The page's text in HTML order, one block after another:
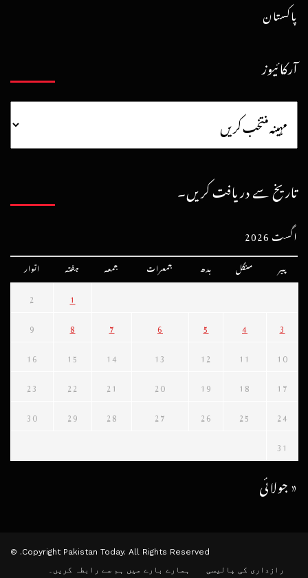
پاکستان
آرکائیوز
تاریخ سے دریافت کریں۔
اگست 2026
پیر منگل بدھ جمعرات جمعہ ہفتہ اتوار
1
2
3
4
5
6
7
8
9
10
11
12
13
14
15
16
17
18
19
20
21
22
23
24
25
26
27
28
29
30
31
« جولائی
Copyright Pakistan Today. All Rights Reserved. ©
رازداری کی پالیسی
ہمارے بارے میں ہم سے رابطہ کریں۔